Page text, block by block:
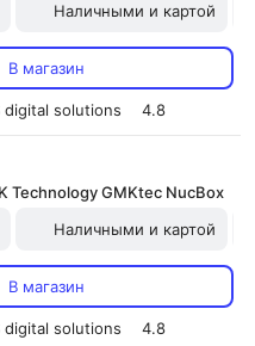
Наличными и картой
В магазин
digital solutions 4.8
Technology GMKtec NucBox
Наличными и картой
В магазин
digital solutions 4.8